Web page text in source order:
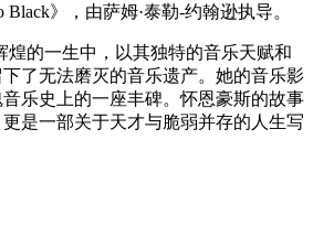
》，由萨姆·泰勒-约翰逊执导。
煌的一生中，以其独特的音乐天赋和
了无法磨灭的音乐遗产。她的音乐影
乐史上的一座丰碑。怀恩豪斯的故事
是一部关于天才与脆弱并存的人生写